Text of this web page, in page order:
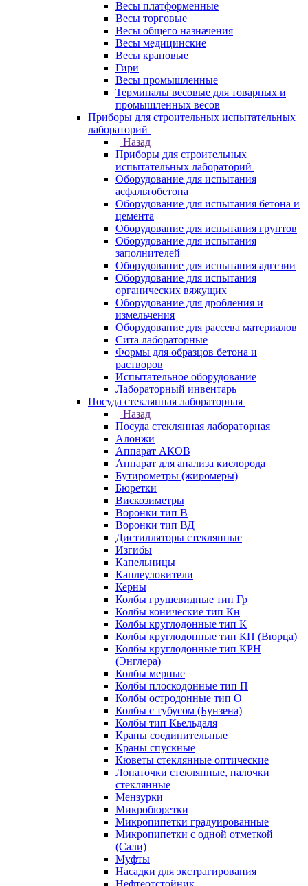
Весы платформенные
Весы торговые
Весы общего назначения
Весы медицинские
Весы крановые
Гири
Весы промышленные
Терминалы весовые для товарных и
промышленных весов
Приборы для строительных испытательных
лабораторий
Назад
Приборы для строительных
испытательных лабораторий
Оборудование для испытания
асфальтобетона
Оборудование для испытания бетона и
цемента
Оборудование для испытания грунтов
Оборудование для испытания
заполнителей
Оборудование для испытания адгезии
Оборудование для испытания
органических вяжущих
Оборудование для дробления и
измельчения
Оборудование для рассева материалов
Сита лабораторные
Формы для образцов бетона и
растворов
Испытательное оборудование
Лабораторный инвентарь
Посуда стеклянная лабораторная
Назад
Посуда стеклянная лабораторная
Алонжи
Аппарат АКОВ
Аппарат для анализа кислорода
Бутирометры (жиромеры)
Бюретки
Вискозиметры
Воронки тип В
Воронки тип ВД
Дистилляторы стеклянные
Изгибы
Капельницы
Каплеуловители
Керны
Колбы грушевидные тип Гр
Колбы конические тип Кн
Колбы круглодонные тип К
Колбы круглодонные тип КП (Вюрца)
Колбы круглодонные тип КРН
(Энглера)
Колбы мерные
Колбы плоскодонные тип П
Колбы остродонные тип О
Колбы с тубусом (Бунзена)
Колбы тип Кьельдаля
Краны соединительные
Краны спускные
Кюветы стеклянные оптические
Лопаточки стеклянные, палочки
стеклянные
Мензурки
Микробюретки
Микропипетки градуированные
Микропипетки с одной отметкой
(Сали)
Муфты
Насадки для экстрагирования
Нефтеотстойник